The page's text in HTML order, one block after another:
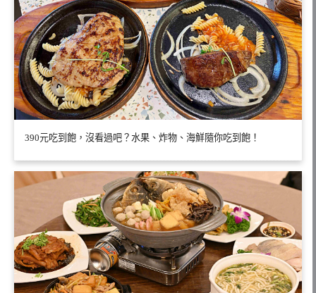
390元吃到飽，沒看過吧？水果、炸物、海鮮隨你吃到飽！